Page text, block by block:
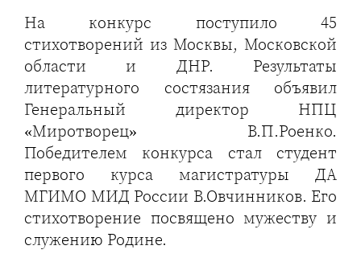
На конкурс поступило 45
стихотворений из Москвы, Московской
области и ДНР. Результаты
литературного состязания объявил
Генеральный директор НПЦ
«Миротворец» В.П.Роенко.
Победителем конкурса стал студент
первого курса магистратуры ДА
МГИМО МИД России В.Овчинников. Его
стихотворение посвящено мужеству и
служению Родине.